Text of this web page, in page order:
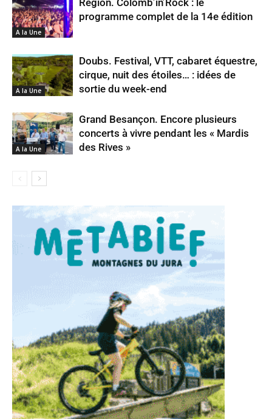
A la Une
Région. Colomb’in’Rock : le
programme complet de la 14e édition
A la Une
Doubs. Festival, VTT, cabaret équestre,
cirque, nuit des étoiles… : idées de
sortie du week-end
A la Une
Grand Besançon. Encore plusieurs
concerts à vivre pendant les « Mardis
des Rives »